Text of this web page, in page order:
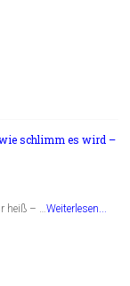
schlimm es wird –
heiß – …Weiterlesen...